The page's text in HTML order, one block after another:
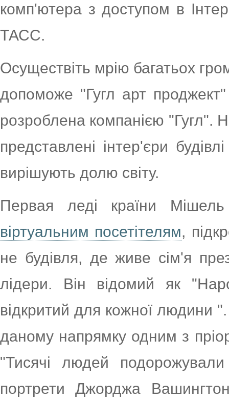
комп'ютера з доступом в
ТАСС.
Осуществіть мрію багатьох
допоможе "Гугл арт
розроблена компанією "Гугл".
представлені інтер'єри
вирішують долю світу.
Первая леді країни
віртуальним посетітелям,
не будівля, де живе сім'я
лідери. Він відомий як
відкритий для кожної людини
даному напрямку одним з
"Тисячі людей
портрети Джорджа